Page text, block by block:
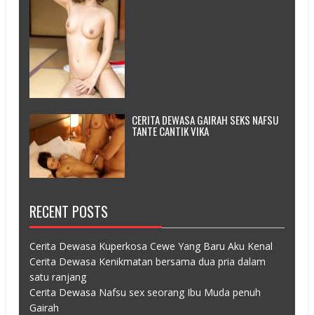
CERITA DEWASA GAIRAH SEKS NAFSU
TANTE CANTIK VIKA
RECENT POSTS
Cerita Dewasa Kuperkosa Cewe Yang Baru Aku Kenal
Cerita Dewasa Kenikmatan bersama dua pria dalam
satu ranjang
Cerita Dewasa Nafsu sex seorang Ibu Muda penuh
Gairah